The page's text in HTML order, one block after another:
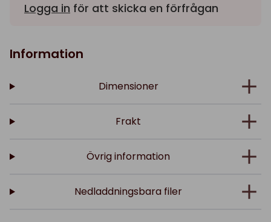
Logga in för att skicka en förfrågan
Information
Dimensioner
Frakt
Övrig information
Nedladdningsbara filer